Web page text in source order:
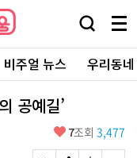
검
창
열
기
메
뉴
전
체
보
비주얼 뉴스 우리동
공예길’
좋
요
7조회 3,477